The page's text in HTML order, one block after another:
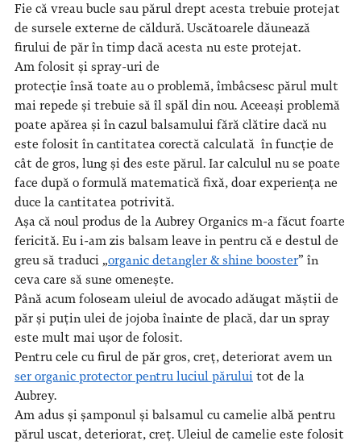
Fie că vreau bucle sau părul drept acesta trebuie protejat
de sursele externe de căldură. Uscătoarele dăunează
firului de păr în timp dacă acesta nu este protejat.
Am folosit și spray-uri de
protecție însă toate au o problemă, îmbâcsesc părul mult
mai repede și trebuie să îl spăl din nou. Aceeași problemă
poate apărea și în cazul balsamului fără clătire dacă nu
este folosit în cantitatea corectă calculată în funcție de
cât de gros, lung și des este părul. Iar calculul nu se poate
face după o formulă matematică fixă, doar experiența ne
duce la cantitatea potrivită.
Așa că noul produs de la Aubrey Organics m-a făcut foarte
fericită. Eu i-am zis balsam leave in pentru că e destul de
greu să traduci „organic detangler & shine booster” în
ceva care să sune omenește.
Până acum foloseam uleiul de avocado adăugat măștii de
păr și puțin ulei de jojoba înainte de placă, dar un spray
este mult mai ușor de folosit.
Pentru cele cu firul de păr gros, creț, deteriorat avem un
ser organic protector pentru luciul părului tot de la
Aubrey.
Am adus și șamponul și balsamul cu camelie albă pentru
părul uscat, deteriorat, creț. Uleiul de camelie este folosit